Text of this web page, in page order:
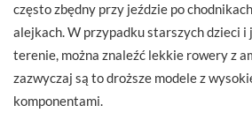
często zbędny przy jeździe po
alejkach. W przypadku starszych dzieci
terenie, można znaleźć lekkie rowery z
zazwyczaj są to droższe modele z
komponentami.